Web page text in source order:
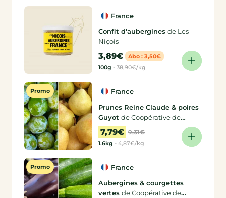
France
Confit d'aubergines de Les
Niçois
3,89€
Abo : 3,50€
100g - 38,90€/kg
Promo
France
Prunes Reine Claude & poires
Guyot de Coopérative de
producteurs, Delphine
7,79€ 9,31€
1.6kg - 4,87€/kg
Promo
France
Aubergines & courgettes
vertes de Coopérative de